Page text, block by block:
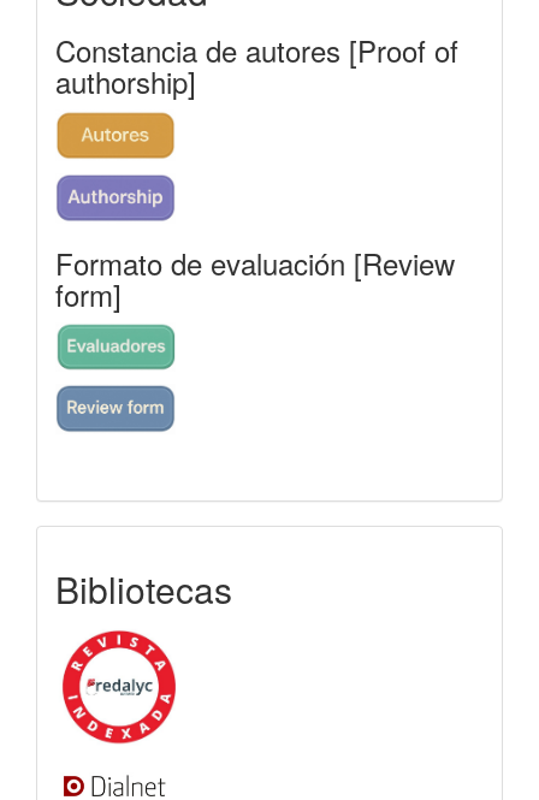
Constancia de autores [Proof of
authorship]
Formato de evaluación [Review
form]
Bibliotecas